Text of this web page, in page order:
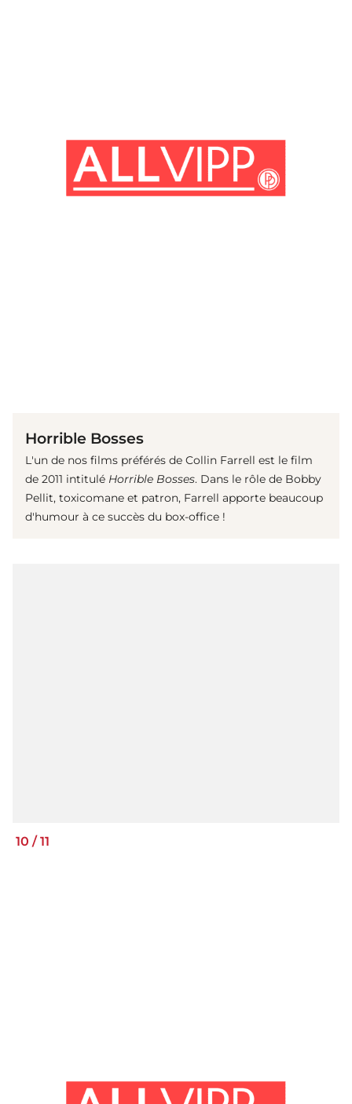
Horrible Bosses
L'un de nos films préférés de Collin Farrell est le film
de 2011 intitulé Horrible Bosses. Dans le rôle de Bobby
Pellit, toxicomane et patron, Farrell apporte beaucoup
d'humour à ce succès du box-office !
10 / 11